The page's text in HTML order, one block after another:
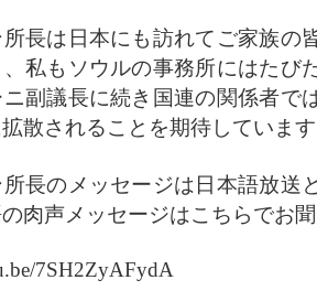
長は日本にも訪れてご家族の
私もソウルの事務所にはたび
副議長に続き国連の関係者で
散されることを期待しています
長のメッセージは日本語放送
肉声メッセージはこちらでお
7SH2ZyAFydA